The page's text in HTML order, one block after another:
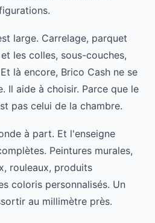
large. Carrelage, parquet
les colles, sous-couches,
là encore, Brico Cash ne se
Il aide à choisir. Parce que le
pas celui de la chambre.
à part. Et l'enseigne
Peintures murales,
rouleaux, produits
coloris personnalisés. Un
au millimètre près.